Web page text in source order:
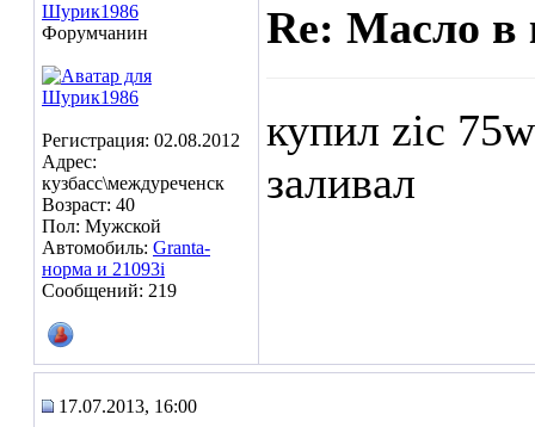
Шурик1986
Форумчанин
Регистрация: 02.08.2012
Адрес:
кузбасс\междуреченск
Возраст: 40
Пол: Мужской
Автомобиль: Granta-
норма и 21093i
Сообщений: 219
Re: Масло в
купил zic
заливал
17.07.2013, 16:00